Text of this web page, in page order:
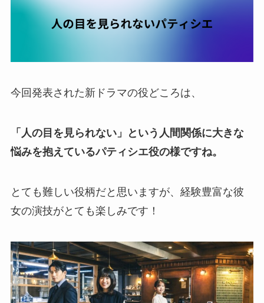
今回発表された新ドラマの役どころは、
「人の目を見られない」という人間関係に大きな
悩みを抱えているパティシエ役の様ですね。
とても難しい役柄だと思いますが、経験豊富な彼
女の演技がとても楽しみです！